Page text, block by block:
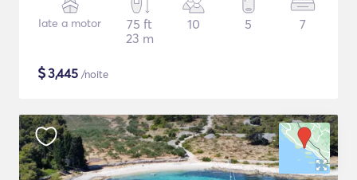
Iate a motor
75 ft
23 m
10 5 7
$3,445 /noite